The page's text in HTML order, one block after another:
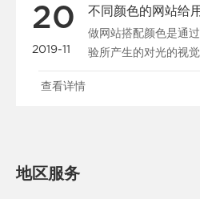
20
2019-11
不同颜色的网站给
做网站搭配颜色是通
验所产生的对光的视
色和人的情绪是密......
查看详情
地区服务